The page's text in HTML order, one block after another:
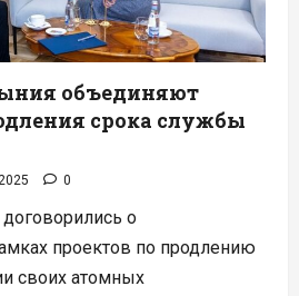
объединяют
срока службы
0
о
проектов по продлению
своих атомных